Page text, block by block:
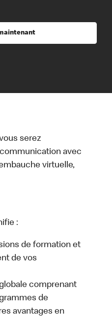
serez
avec
virtuelle,
:
de formation et
de vos
comprenant
de
avantages en